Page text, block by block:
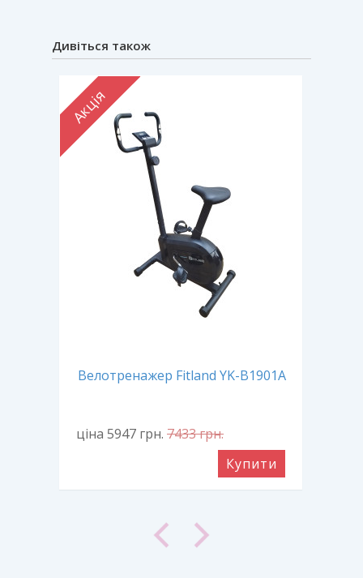
Дивіться також
Акція
Велотренажер Fitland YK-B1901A
ціна 5947 грн. 7433грн.
Купити